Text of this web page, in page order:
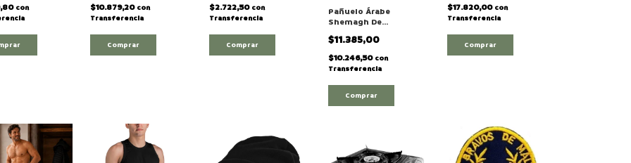
con
$10.879,20 con
Transferencia
Comprar
$2.722,50 con
Transferencia
Comprar
Pañuelo Árabe
Shemagh De
Poliéster Colores
Varios
$11.385,00
$10.246,50 con
Transferencia
Comprar
$17.820,00 con
Transferencia
Comprar